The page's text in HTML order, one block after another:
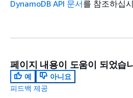
DynamoDB API 문서를 참조하십
페이지 내용이 도움이 되었습
예
아니요
피드백 제공